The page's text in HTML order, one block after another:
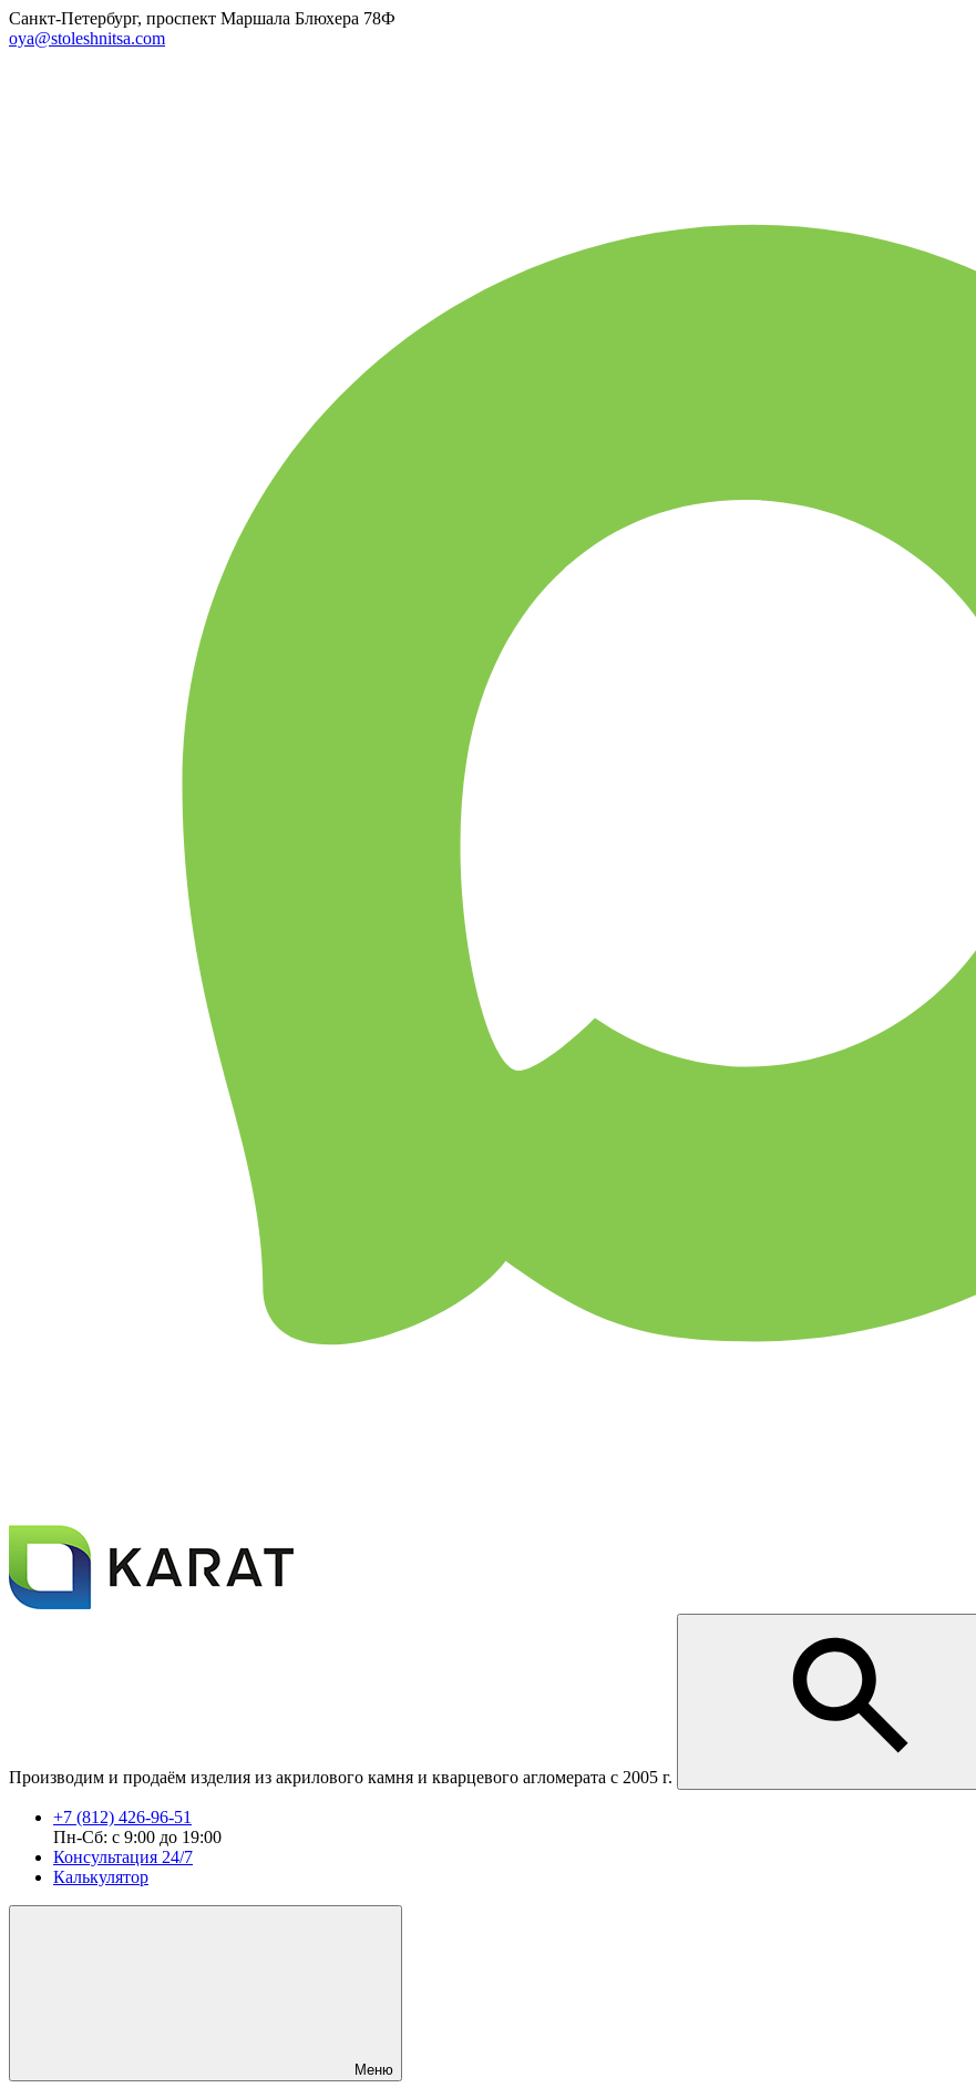
Санкт-Петербург, проспект Маршала Блюхера 78Ф
oya@stoleshnitsa.com
Производим и продаём изделия из акрилового камня и кварцевого агломерата с 2005 г.
+7 (812) 426-96-51
Пн-Сб: с 9:00 до 19:00
Консультация 24/7
Калькулятор
Меню